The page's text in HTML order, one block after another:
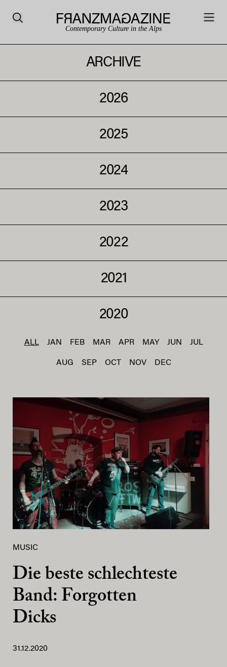
Contemporary Culture in the Alps
ARCHIVE
2026
2025
2024
2023
2022
2021
2020
ALL JAN FEB MAR APR MAY JUN JUL
AUG SEP OCT NOV DEC
MUSIC
Die beste schlechteste
Band: Forgotten
Dicks
31.12.2020